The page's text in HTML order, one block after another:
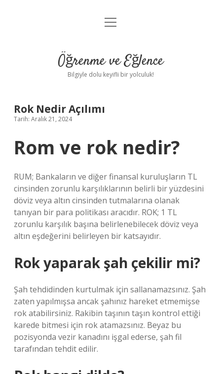
Anasayfa
Yasal Uyarı
menüyü
Öğrenme ve Eğlence
Bilgiyle dolu keyifli bir yolculuk!
Rok Nedir Açılımı
Tarih: Aralık 21, 2024
Rom ve rok nedir?
RUM; Bankaların ve diğer finansal kuruluşların TL
cinsinden zorunlu karşılıklarının belirli bir yüzdesini
döviz veya altın cinsinden tutmalarına olanak
tanıyan bir para politikası aracıdır. ROK; 1 TL
zorunlu karşılık başına belirlenebilecek döviz veya
altın eşdeğerini belirleyen bir katsayıdır.
Rok yaparak şah çekilir mi?
Şah tehdidinden kurtulmak için sallanamazsınız. Şah
zaten yapılmışsa ancak şahınız hareket etmemişse
rok atabilirsiniz. Rakibin taşının taşın kontrol ettiği
karede bitmesi için rok atamazsınız. Beyaz bu
pozisyonda vezir kanadını işgal ederse, şah fil
tarafından tehdit edilir.